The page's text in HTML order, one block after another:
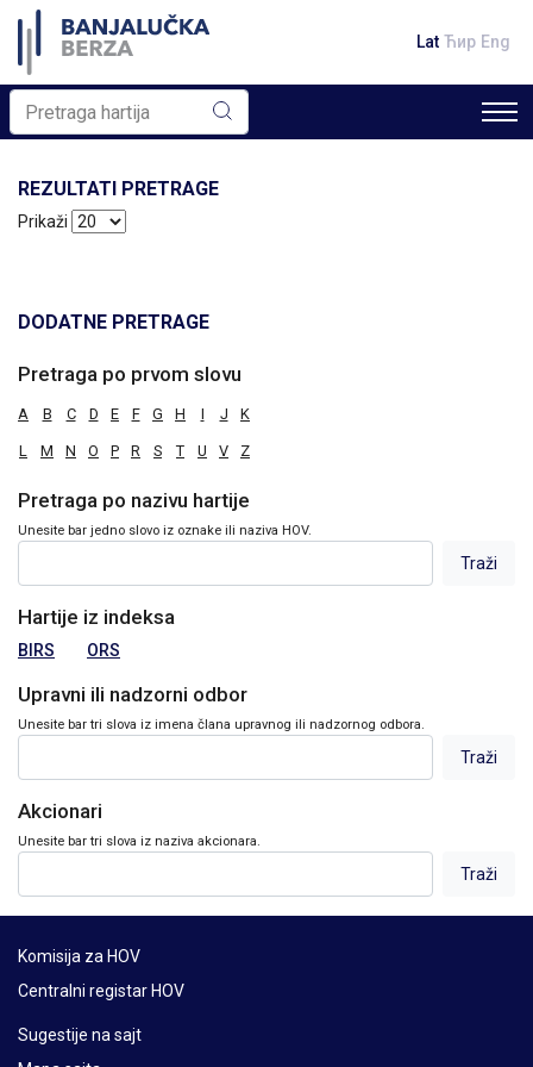
Lat Ћир Eng
REZULTATI PRETRAGE
Prikaži
DODATNE PRETRAGE
Pretraga po prvom slovu
A B C D E F G H I J K
L M N O P R S T U V Z
Pretraga po nazivu hartije
Unesite bar jedno slovo iz oznake ili naziva HOV.
Hartije iz indeksa
BIRS ORS
Upravni ili nadzorni odbor
Unesite bar tri slova iz imena člana upravnog ili nadzornog odbora.
Akcionari
Unesite bar tri slova iz naziva akcionara.
Komisija za HOV
Centralni registar HOV
Sugestije na sajt